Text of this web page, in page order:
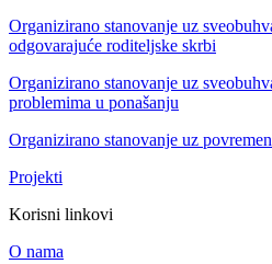
Organizirano stanovanje uz
odgovarajuće roditeljske skrbi
Organizirano stanovanje uz
problemima u ponašanju
Organizirano stanovanje uz
Projekti
Korisni linkovi
O nama